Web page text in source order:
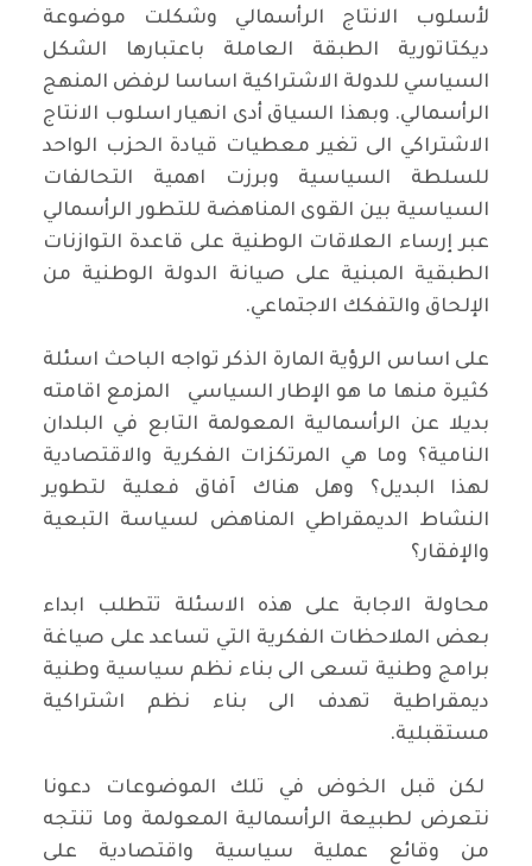
لأسلوب الانتاج الرأسمالي وشكلت موضوعة
ديكتاتورية الطبقة العاملة باعتبارها الشكل
السياسي للدولة الاشتراكية اساسا لرفض المنهج
الرأسمالي. وبهذا السياق أدى انهيار اسلوب الانتاج
الاشتراكي الى تغير معطيات قيادة الحزب الواحد
للسلطة السياسية وبرزت اهمية التحالفات
السياسية بين القوى المناهضة للتطور الرأسمالي
عبر إرساء العلاقات الوطنية على قاعدة التوازنات
الطبقية المبنية على صيانة الدولة الوطنية من
الإلحاق والتفكك الاجتماعي.
على اساس الرؤية المارة الذكر تواجه الباحث اسئلة
كثيرة منها ما هو الإطار السياسي المزمع اقامته
بديلا عن الرأسمالية المعولمة التابع في البلدان
النامية؟ وما هي المرتكزات الفكرية والاقتصادية
لهذا البديل؟ وهل هناك آفاق فعلية لتطوير
النشاط الديمقراطي المناهض لسياسة التبعية
والإفقار؟
محاولة الاجابة على هذه الاسئلة تتطلب ابداء
بعض الملاحظات الفكرية التي تساعد على صياغة
برامج وطنية تسعى الى بناء نظم سياسية وطنية
ديمقراطية تهدف الى بناء نظم اشتراكية
مستقبلية.
لكن قبل الخوض في تلك الموضوعات دعونا
نتعرض لطبيعة الرأسمالية المعولمة وما تنتجه
من وقائع عملية سياسية واقتصادية على